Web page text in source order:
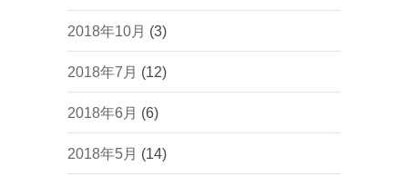
2018年10月 (3)
2018年7月 (12)
2018年6月 (6)
2018年5月 (14)